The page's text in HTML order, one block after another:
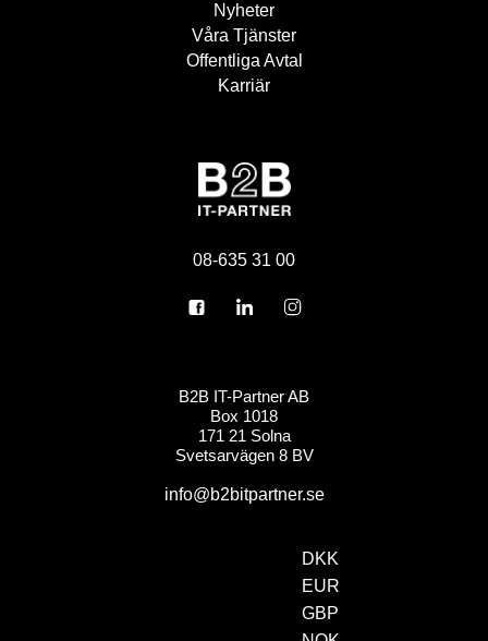
Nyheter
Våra Tjänster
Offentliga Avtal
Karriär
08-635 31 00
B2B IT-Partner AB
Box 1018
171 21 Solna
Svetsarvägen 8 BV
info@b2bitpartner.se
DKK
EUR
GBP